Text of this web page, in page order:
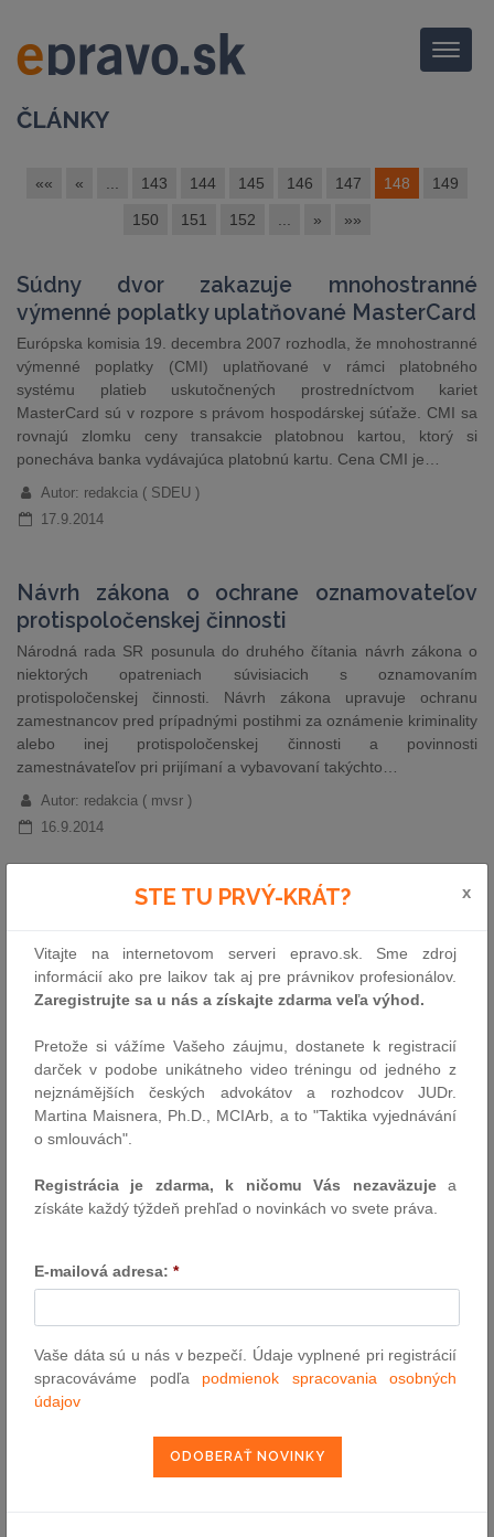
Menu
ČLÁNKY
«« « 143 144 145 146 147 148 149
150 151 152 » »»
Súdny dvor zakazuje mnohostranné
výmenné poplatky uplatňované MasterCard
Európska komisia 19. decembra 2007 rozhodla, že mnohostranné
výmenné poplatky (CMI) uplatňované v rámci platobného
systému platieb uskutočnených prostredníctvom kariet
MasterCard sú v rozpore s právom hospodárskej súťaže. CMI sa
rovnajú zlomku ceny transakcie platobnou kartou, ktorý si
ponecháva banka vydávajúca platobnú kartu. Cena CMI je…
Autor: redakcia ( SDEU )
17.9.2014
Návrh zákona o ochrane oznamovateľov
protispoločenskej činnosti
Národná rada SR posunula do druhého čítania návrh zákona o
niektorých opatreniach súvisiacich s oznamovaním
protispoločenskej činnosti. Návrh zákona upravuje ochranu
zamestnancov pred prípadnými postihmi za oznámenie kriminality
alebo inej protispoločenskej činnosti a povinnosti
zamestnávateľov pri prijímaní a vybavovaní takýchto…
Autor: redakcia ( mvsr )
16.9.2014
Udalosti uplynulého týždňa
S obnovením tohto inštitútu počíta novela zákona o Justičnej
akadémii, cez ktorú ministerstvo spravodlivosti mení viaceré
justičné zákony. Vládny Smer-SD posunul dnes zmeny do
15.9.2014
Návrh zákona o riešení krízových situácií na finančnom trhu, ktorý
pripravilo Ministerstvo financií SR spolu s Národnou bankou
Straty budú ako prví znášať akcionári a veritelia bánk.
Rozsah ochrany spotrebiteľa v prípade
zabezpečenia pohľadávky záložným právom
STE TU PRVÝ-KRÁT? x
Vitajte na internetovom serveri epravo.sk. Sme zdroj
informácií ako pre laikov tak aj pre právnikov profesionálov.
Zaregistrujte sa u nás a získajte zdarma veľa výhod.
Pretože si vážíme Vašeho záujmu, dostanete k registracií
darček v podobe unikátneho video tréningu od jedného z
nejznámějších českých advokátov a rozhodcov JUDr.
Martina Maisnera, Ph.D., MCIArb, a to "Taktika vyjednávání
o smlouvách".
Registrácia je zdarma, k ničomu Vás nezaväzujea
získáte každý týždeň prehľad o novinkách vo svete práva.
E-mailová adresa: *
Vaše dáta sú u nás v bezpečí. Údaje vyplnené pri registrácií
spracováváme podľa podmienok spracovania osobných
údajov